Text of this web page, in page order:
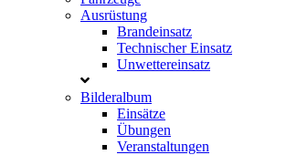
Ausrüstung
Brandeinsatz
Technischer Einsatz
Unwettereinsatz
Bilderalbum
Einsätze
Übungen
Veranstaltungen